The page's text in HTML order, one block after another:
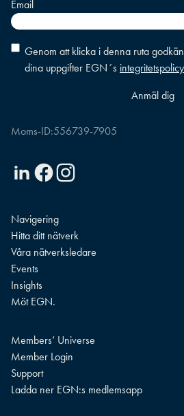
Email
Consent*
Genom att klicka i denna ruta
dina uppgifter EGN´s integritetspolicy
Moms-ID:556739-7905
LinkedinFacebookInstagram
Navigering
Hitta ditt nätverk
Våra nätverksledare
Events
Insights
Möt EGN.
Members’ Universe
Member Login
Support
Ladda ner EGN:s medlemsapp